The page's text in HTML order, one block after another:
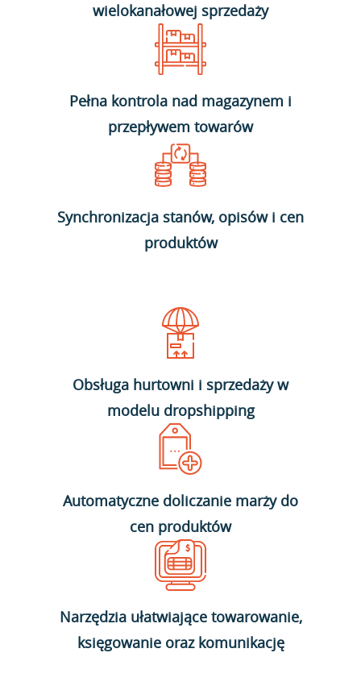
wielokanałowej sprzedaży
Pełna kontrola nad magazynem i
przepływem towarów
Synchronizacja stanów, opisów i cen
produktów
Obsługa hurtowni i sprzedaży w
modelu dropshipping
Automatyczne doliczanie marży do
cen produktów
Narzędzia ułatwiające towarowanie,
księgowanie oraz komunikację